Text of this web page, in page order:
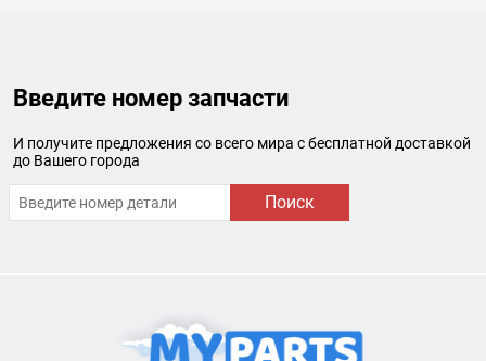
Введите номер запчасти
И получите предложения со всего мира с бесплатной доставкой
до Вашего города
Поиск